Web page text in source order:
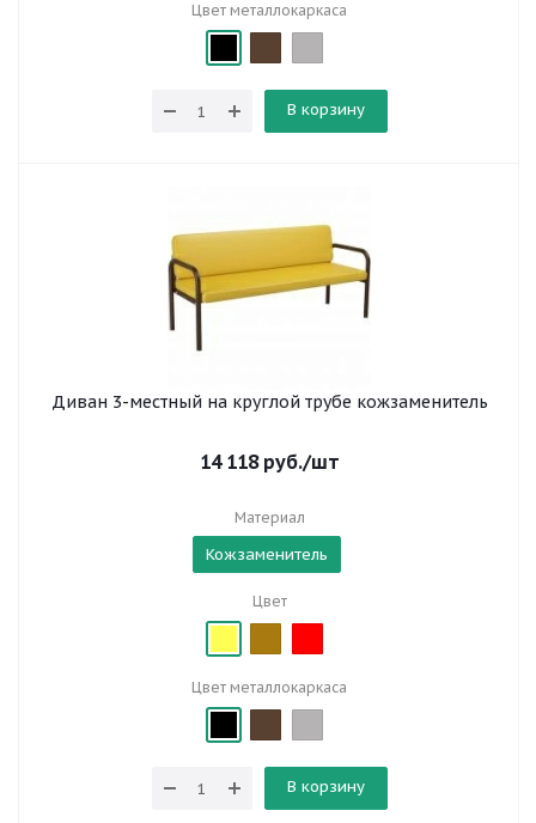
Цвет металлокаркаса
В корзину
Диван 3-местный на круглой трубе кожзаменитель
14 118руб./шт
Материал
Кожзаменитель
Цвет
Цвет металлокаркаса
В корзину